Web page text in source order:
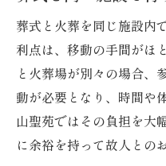
葬式参列者に
費用控えめに葬式
公的補助金を
家族葬の葬式
直葬や火葬式
葬式費用を比
葬式と火葬を同じ施設内
利点は、移動の手間がほ
と火葬場が別々の場合、
動が必要となり、時間や
山聖苑ではその負担を大
に余裕を持って故人との